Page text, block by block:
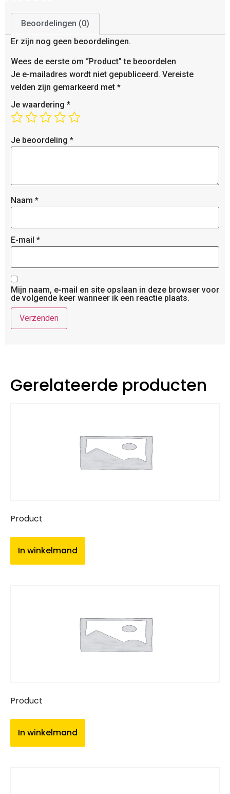
Beoordelingen (0)
Er zijn nog geen beoordelingen.
Wees de eerste om “Product” te beoordelen
Je e-mailadres wordt niet gepubliceerd. Vereiste
velden zijn gemarkeerd met *
Je waardering *
Je beoordeling *
Naam *
E-mail *
Mijn naam, e-mail en site opslaan in deze browser voor
de volgende keer wanneer ik een reactie plaats.
Gerelateerde producten
Product
In winkelmand
Product
In winkelmand